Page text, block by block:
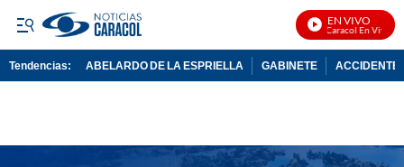
EN VIVO
Noticias Caracol En Vivo
Tendencias: ABELARDO DE LA ESPRIELLA GABINETE ACCIDENTE